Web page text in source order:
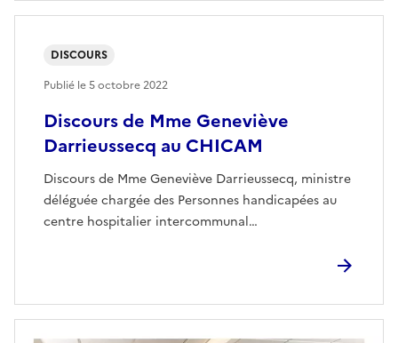
Discours de Mme Geneviève
Darrieussecq au CHICAM
Discours de Mme Geneviève Darrieussecq, ministre
déléguée chargée des Personnes handicapées au
centre hospitalier intercommunal…
DISCOURS
Publié le5 octobre 2022